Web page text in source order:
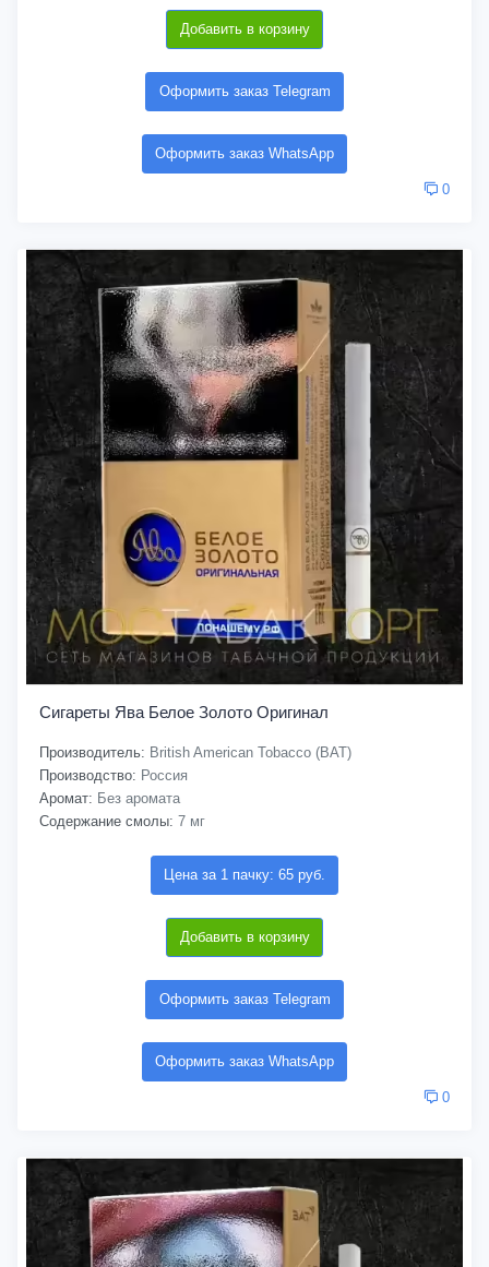
Добавить в корзину
Оформить заказ Telegram
Оформить заказ WhatsApp
0
Сигареты Ява Белое Золото Оригинал
Производитель: British American Tobacco (BAT)
Производство: Россия
Аромат: Без аромата
Содержание смолы: 7 мг
Цена за 1 пачку: 65 руб.
Добавить в корзину
Оформить заказ Telegram
Оформить заказ WhatsApp
0